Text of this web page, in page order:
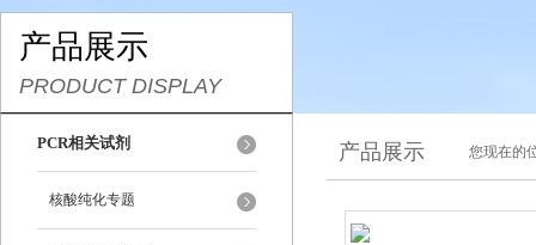
产品展示
PRODUCT DISPLAY
PCR相关试剂
核酸纯化专题
产品展示 您现在的